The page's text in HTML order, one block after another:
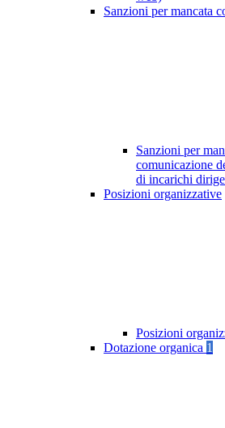
Sanzioni per mancata
Sanzioni per
comunicazione
di incarichi
Posizioni organizzative
Posizioni
Dotazione organica 1